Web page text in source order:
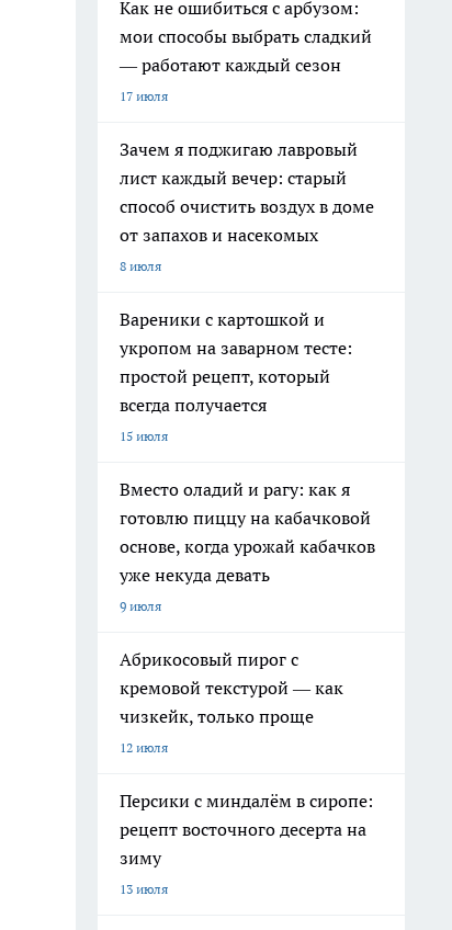
Как не ошибиться с арбузом:
мои способы выбрать сладкий
— работают каждый сезон
17 июля
Зачем я поджигаю лавровый
лист каждый вечер: старый
способ очистить воздух в доме
от запахов и насекомых
8 июля
Вареники с картошкой и
укропом на заварном тесте:
простой рецепт, который
всегда получается
15 июля
Вместо оладий и рагу: как я
готовлю пиццу на кабачковой
основе, когда урожай кабачков
уже некуда девать
9 июля
Абрикосовый пирог с
кремовой текстурой — как
чизкейк, только проще
12 июля
Персики с миндалём в сиропе:
рецепт восточного десерта на
зиму
13 июля